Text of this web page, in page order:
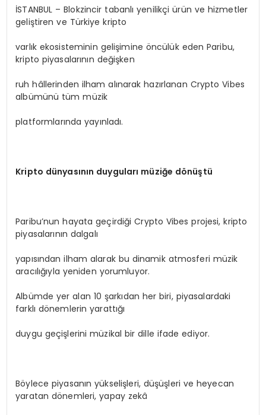
İSTANBUL – Blokzincir tabanlı yenilikçi ürün ve hizmetler
geliştiren ve Türkiye kripto
varlık ekosisteminin gelişimine öncülük eden Paribu,
kripto piyasalarının değişken
ruh hâllerinden ilham alınarak hazırlanan Crypto Vibes
albümünü tüm müzik
platformlarında yayınladı.
Kripto dünyasının duyguları müziğe dönüştü
Paribu’nun hayata geçirdiği Crypto Vibes projesi, kripto
piyasalarının dalgalı
yapısından ilham alarak bu dinamik atmosferi müzik
aracılığıyla yeniden yorumluyor.
Albümde yer alan 10 şarkıdan her biri, piyasalardaki
farklı dönemlerin yarattığı
duygu geçişlerini müzikal bir dille ifade ediyor.
Böylece piyasanın yükselişleri, düşüşleri ve heyecan
yaratan dönemleri, yapay zekâ